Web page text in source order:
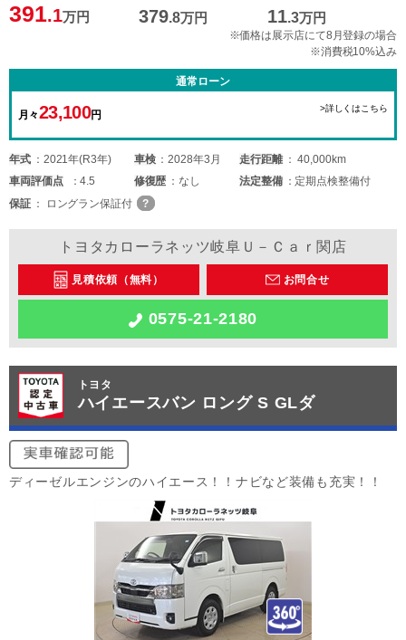
391.1万円 379.8万円 11.3万円
※価格は展示店にて8月登録の場合
※消費税10%込み
通常ローン
月々23,100円
>詳しくはこちら
年式 2021年(R3年) 車検 2028年3月 走行距離
40,000km
車両評価点 4.5 修復歴 なし 法定整備
定期点検整備付
保証
ロングラン保証付
トヨタカローラネッツ岐阜Ｕ－Ｃａｒ関店
見積依頼（無料） お問合せ
0575-21-2180
トヨタ
ハイエースバン ロング S GLダ
ディーゼルエンジンのハイエース！！ナビなど装備も充実！！